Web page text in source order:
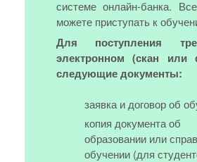
системе онлайн-банка.
можете приступать к
Для поступления
электронном (скан или
следующие документы:
заявка и договор об
копия документа об
образовании или
обучении (для